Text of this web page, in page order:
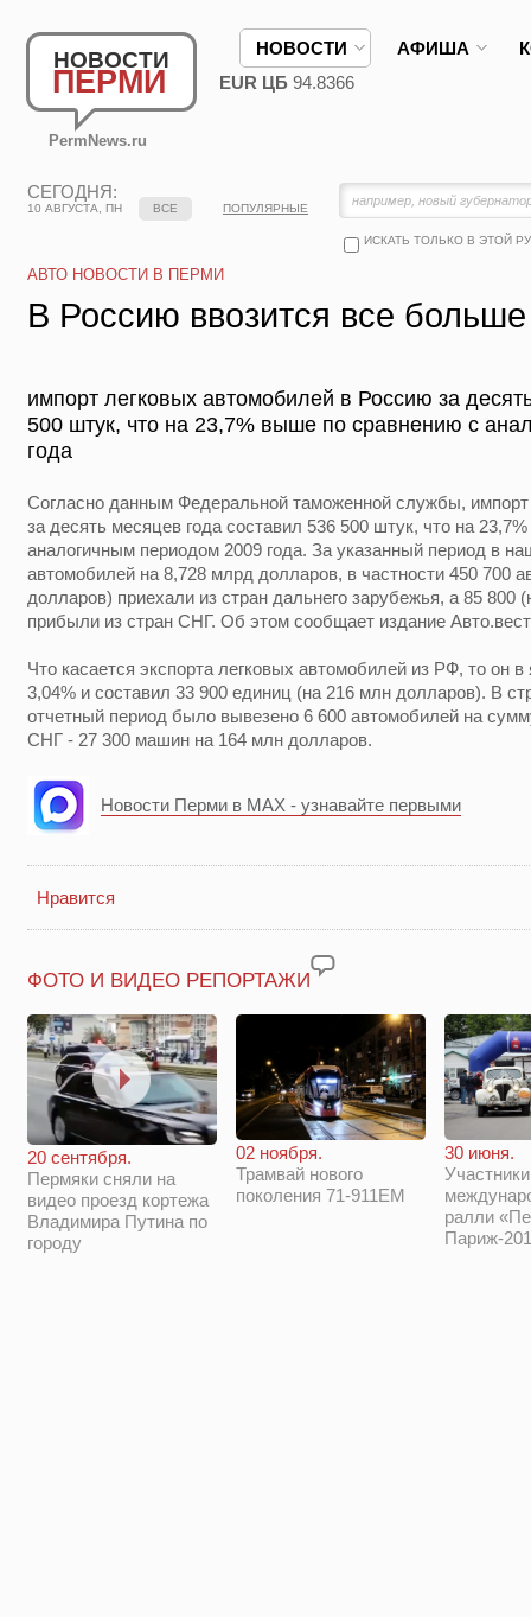
НОВОСТИ
ПЕРМИ
PermNews.ru
НОВОСТИ АФИША
EUR ЦБ 94.8366
СЕГОДНЯ:
10 АВГУСТА, ПН
ИСКАТЬ ТОЛЬКО В ЭТОЙ
ВСЕ ПОПУЛЯРНЫЕ
АВТО НОВОСТИ В ПЕРМИ
В Россию ввозится все
импорт легковых автомобилей в Россию за
500 штук, что на 23,7% выше по сравнению с
года
Согласно данным Федеральной таможенной службы,
за десять месяцев года составил 536 500 штук, что на
аналогичным периодом 2009 года. За указанный период в
автомобилей на 8,728 млрд долларов, в частности 450 700
долларов) приехали из стран дальнего зарубежья, а 85
прибыли из стран СНГ. Об этом сообщает издание
Что касается экспорта легковых автомобилей из РФ, то он в
3,04% и составил 33 900 единиц (на 216 млн долларов). В
отчетный период было вывезено 6 600 автомобилей на
СНГ - 27 300 машин на 164 млн долларов.
Новости Перми в MAX - узнавайте первыми
Нравится
ФОТО И ВИДЕО РЕПОРТАЖИ
20 сентября.
Пермяки сняли на
видео проезд кортежа
Владимира Путина по
городу
02 ноября.
Трамвай нового
поколения 71-911ЕМ
30 июня.
Участники
ралли
Париж-